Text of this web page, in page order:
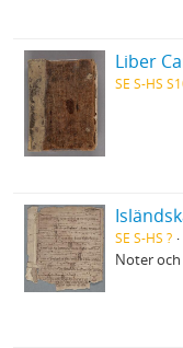
Liber
SE S-HS
SE S-HS ?
Noter